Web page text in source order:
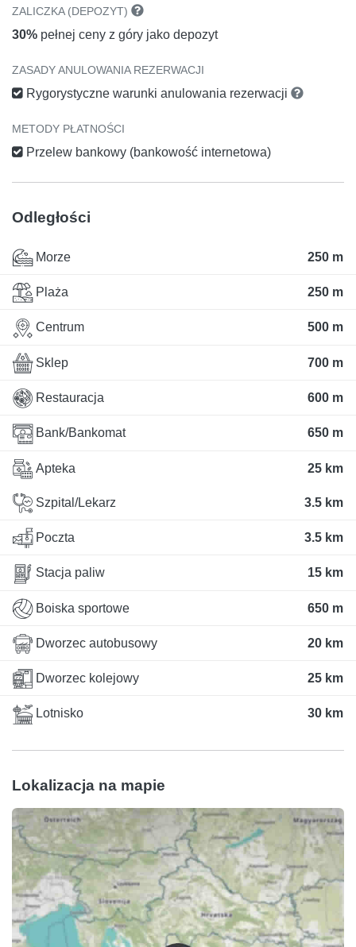
ZALICZKA (DEPOZYT)
30% pełnej ceny z góry jako depozyt
ZASADY ANULOWANIA REZERWACJI
Rygorystyczne warunki anulowania rezerwacji
METODY PŁATNOŚCI
Przelew bankowy (bankowość internetowa)
Odległości
Morze 250 m
Plaża 250 m
Centrum 500 m
Sklep 700 m
Restauracja 600 m
Bank/Bankomat 650 m
Apteka 25 km
Szpital/Lekarz 3.5 km
Poczta 3.5 km
Stacja paliw 15 km
Boiska sportowe 650 m
Dworzec autobusowy 20 km
Dworzec kolejowy 25 km
Lotnisko 30 km
Lokalizacja na mapie